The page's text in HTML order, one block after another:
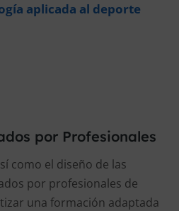
aplicada al deporte
por Profesionales
como el diseño de las
por profesionales de
una formación adaptada